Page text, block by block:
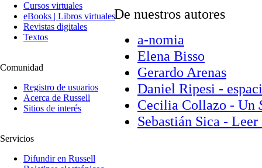
Cursos virtuales
eBooks | Libros virtuales
Revistas digitales
Textos
Comunidad
Registro de usuarios
Acerca de Russell
Sitios de interés
Servicios
Difundir en Russell
De nuestros autores
a-nomia
Elena Bisso
Gerardo Arenas
Daniel Ripesi -
Cecilia Collazo - Un
Sebastián Sica - Leer